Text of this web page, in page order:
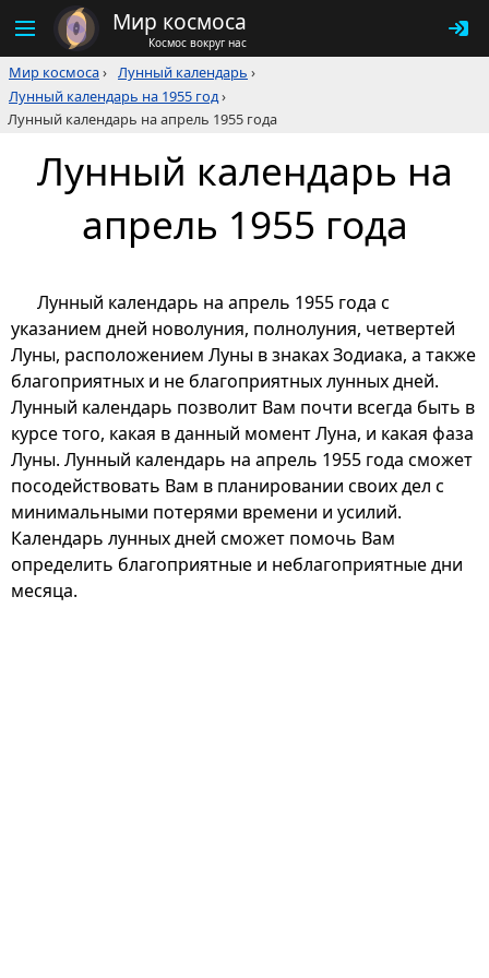
Мир космоса
Космос вокруг нас
Мир космоса› Лунный календарь ›
Лунный календарь на 1955 год›
Лунный календарь на апрель 1955 года
Лунный календарь на
апрель 1955 года
Лунный календарь на апрель 1955 года с
указанием дней новолуния, полнолуния, четвертей
Луны, расположением Луны в знаках Зодиака, а также
благоприятных и не благоприятных лунных дней.
Лунный календарь позволит Вам почти всегда быть в
курсе того, какая в данный момент Луна, и какая фаза
Луны. Лунный календарь на апрель 1955 года сможет
посодействовать Вам в планировании своих дел с
минимальными потерями времени и усилий.
Календарь лунных дней сможет помочь Вам
определить благоприятные и неблагоприятные дни
месяца.